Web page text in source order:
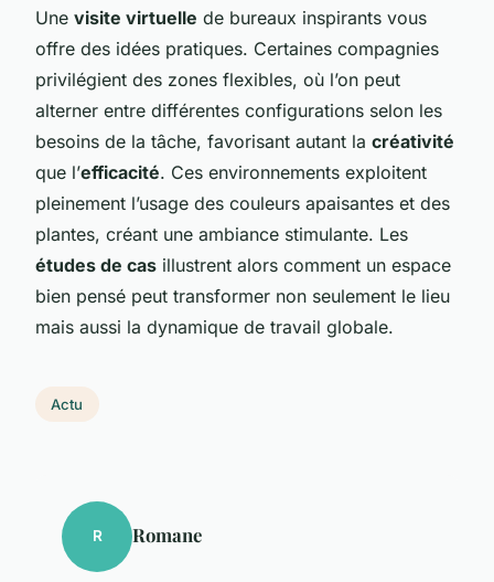
Une visite virtuelle de bureaux inspirants vous
offre des idées pratiques. Certaines compagnies
privilégient des zones flexibles, où l’on peut
alterner entre différentes configurations selon les
besoins de la tâche, favorisant autant la créativité
que l’efficacité. Ces environnements exploitent
pleinement l’usage des couleurs apaisantes et des
plantes, créant une ambiance stimulante. Les
études de cas illustrent alors comment un espace
bien pensé peut transformer non seulement le lieu
mais aussi la dynamique de travail globale.
Actu
R Romane